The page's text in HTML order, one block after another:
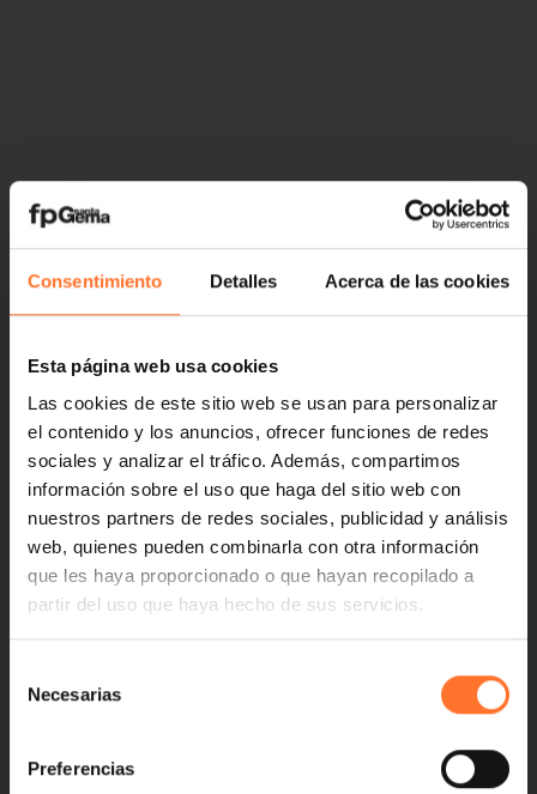
Consentimiento Detalles Acerca de las cookies
Esta página web usa cookies
Las cookies de este sitio web se usan para personalizar
el contenido y los anuncios, ofrecer funciones de redes
sociales y analizar el tráfico. Además, compartimos
información sobre el uso que haga del sitio web con
nuestros partners de redes sociales, publicidad y análisis
web, quienes pueden combinarla con otra información
que les haya proporcionado o que hayan recopilado a
partir del uso que haya hecho de sus servicios.
Necesarias
Preferencias